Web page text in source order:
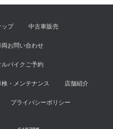
ップ 中古車販売
両お問い合わせ
ルバイクご予約
検・メンテナンス 店舗紹介
プライバシーポリシー